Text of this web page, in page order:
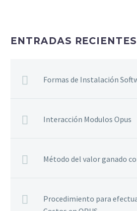
ENTRADAS RECIENTES
Formas de Instalación
Interacción Modulos Opus
Método del valor ganado
Procedimiento para